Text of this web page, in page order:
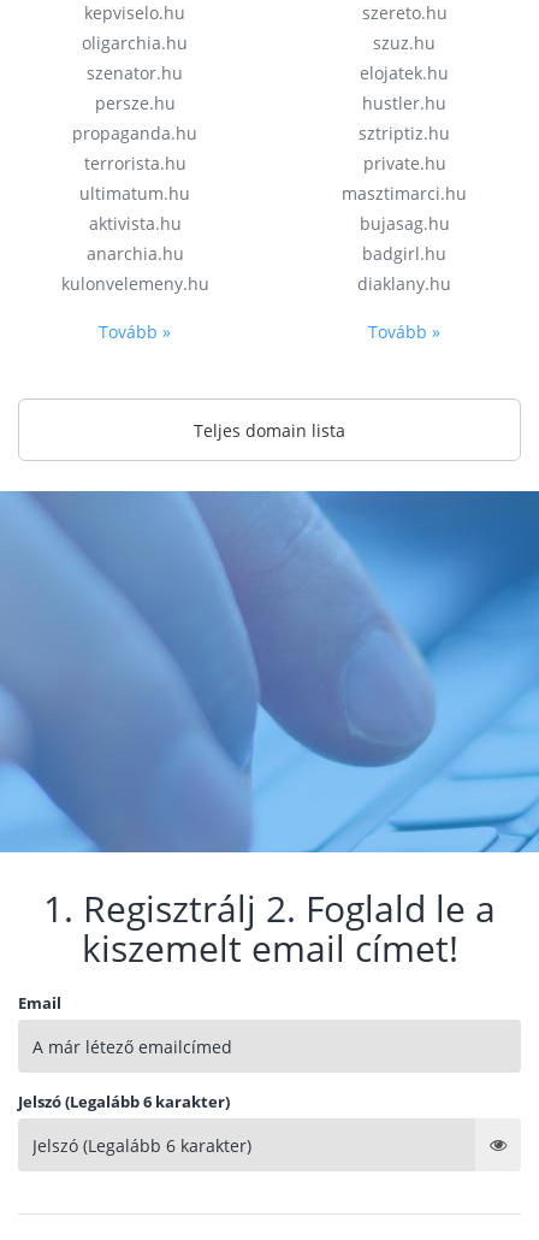
kepviselo.hu
oligarchia.hu
szenator.hu
persze.hu
propaganda.hu
terrorista.hu
ultimatum.hu
aktivista.hu
anarchia.hu
kulonvelemeny.hu
Tovább »
szereto.hu
szuz.hu
elojatek.hu
hustler.hu
sztriptiz.hu
private.hu
masztimarci.hu
bujasag.hu
badgirl.hu
diaklany.hu
Tovább »
Teljes domain lista
1. Regisztrálj 2. Foglald le a
kiszemelt email címet!
Email
Jelszó (Legalább 6 karakter)